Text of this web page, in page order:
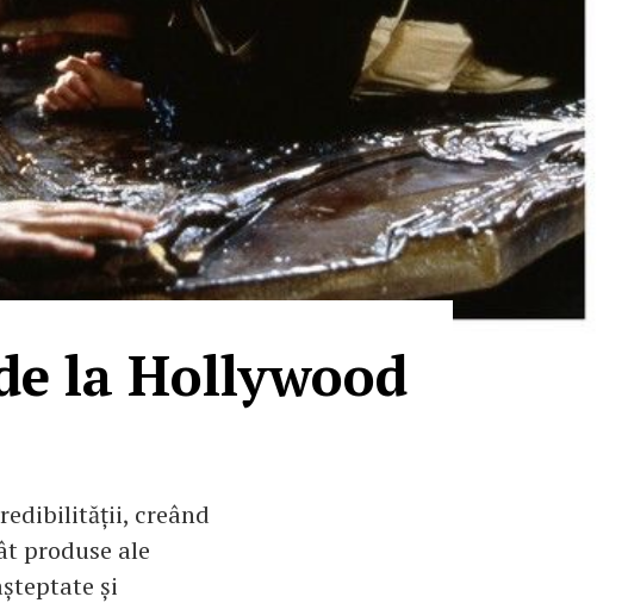
la Hollywood
creând
produse ale
și